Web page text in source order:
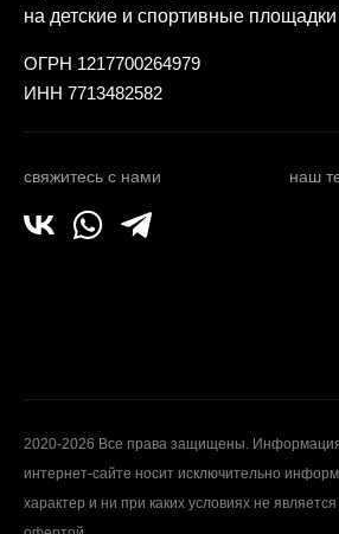
на детские и спортивные площадки
ОГРН 1217700264979
ИНН 7713482582
свяжитесь с нами наш
2020-2026 Все права защищены.
интернет-сайте носит исключительно
характер и ни при каких условиях не